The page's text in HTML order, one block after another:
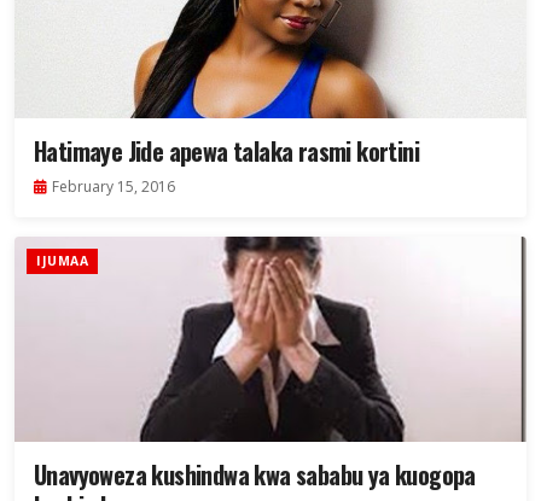
Hatimaye Jide apewa talaka rasmi kortini
February 15, 2016
IJUMAA
Unavyoweza kushindwa kwa sababu ya kuogopa